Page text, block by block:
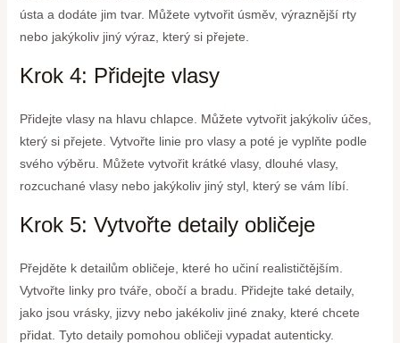
ústa a dodáte jim tvar. Můžete vytvořit úsměv, výraznější rty
nebo jakýkoliv jiný výraz, který si přejete.
Krok 4: Přidejte vlasy
Přidejte vlasy na hlavu chlapce. Můžete vytvořit jakýkoliv účes,
který si přejete. Vytvořte linie pro vlasy a poté je vyplňte podle
svého výběru. Můžete vytvořit krátké vlasy, dlouhé vlasy,
rozcuchané vlasy nebo jakýkoliv jiný styl, který se vám líbí.
Krok 5: Vytvořte detaily obličeje
Přejděte k detailům obličeje, které ho učiní realističtějším.
Vytvořte linky pro tváře, obočí a bradu. Přidejte také detaily,
jako jsou vrásky, jizvy nebo jakékoliv jiné znaky, které chcete
přidat. Tyto detaily pomohou obličeji vypadat autenticky.